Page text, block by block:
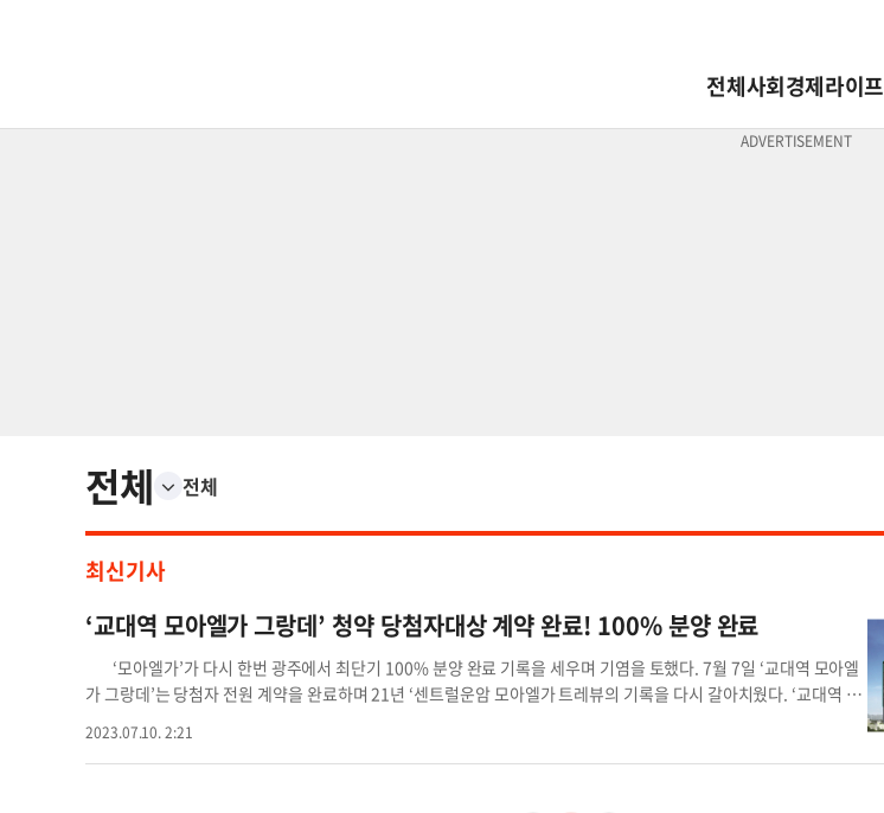
전체사회경제라이프
전체 전체
최신기사
‘교대역 모아엘가 그랑데’ 청약 당첨자대상 계약 완료! 100% 분양 완료
‘모아엘가’가 다시 한번 광주에서 최단기 100% 분양 완료 기록을 세우며 기염을 토했다. 7월 7일 ‘교대역 모아엘
가 그랑데’는 당첨자 전원 계약을 완료하며 21년 ‘센트럴운암 모아엘가 트레뷰의 기록을 다시 갈아치웠다. ‘교대역 모
이는 최근 ‘소비자가 선정한 품질만족대상’에서 2022~23년 2년 연속 건축부분 품질 만족 대상을 차지한 모아엘가 상
품력에 대한 신뢰가 밑바탕이 된 것으로 분석된다. ‘교대역 모아엘가 그랑데’뿐만 아니라 영종 오션파크 모아엘가 그
2023.07.10. 2:21